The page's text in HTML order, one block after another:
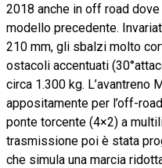
2018 anche in off road
modello precedente.
210 mm, gli sbalzi molto
ostacoli accentuati
circa 1.300 kg. L’avantreno
appositamente per l’off-
ponte torcente (4×2) a
trasmissione poi è stata
che simula una marcia